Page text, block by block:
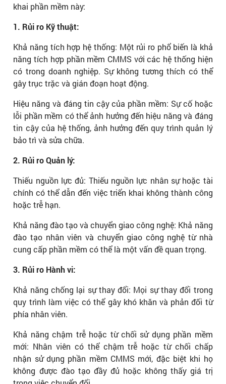
khai phần mềm này:
1. Rủi ro Kỹ thuật:
Khả năng tích hợp hệ thống: Một rủi ro phổ biến là khả
năng tích hợp phần mềm CMMS với các hệ thống hiện
có trong doanh nghiệp. Sự không tương thích có thể
gây trục trặc và gián đoạn hoạt động.
Hiệu năng và đáng tin cậy của phần mềm: Sự cố hoặc
lỗi phần mềm có thể ảnh hưởng đến hiệu năng và đáng
tin cậy của hệ thống, ảnh hưởng đến quy trình quản lý
bảo trì và sửa chữa.
2. Rủi ro Quản lý:
Thiếu nguồn lực đủ: Thiếu nguồn lực nhân sự hoặc tài
chính có thể dẫn đến việc triển khai không thành công
hoặc trễ hạn.
Khả năng đào tạo và chuyển giao công nghệ: Khả năng
đào tạo nhân viên và chuyển giao công nghệ từ nhà
cung cấp phần mềm có thể là một vấn đề quan trọng.
3. Rủi ro Hành vi:
Khả năng chống lại sự thay đổi: Mọi sự thay đổi trong
quy trình làm việc có thể gây khó khăn và phản đối từ
phía nhân viên.
Khả năng chậm trễ hoặc từ chối sử dụng phần mềm
mới: Nhân viên có thể chậm trễ hoặc từ chối chấp
nhận sử dụng phần mềm CMMS mới, đặc biệt khi họ
không được đào tạo đầy đủ hoặc không thấy giá trị